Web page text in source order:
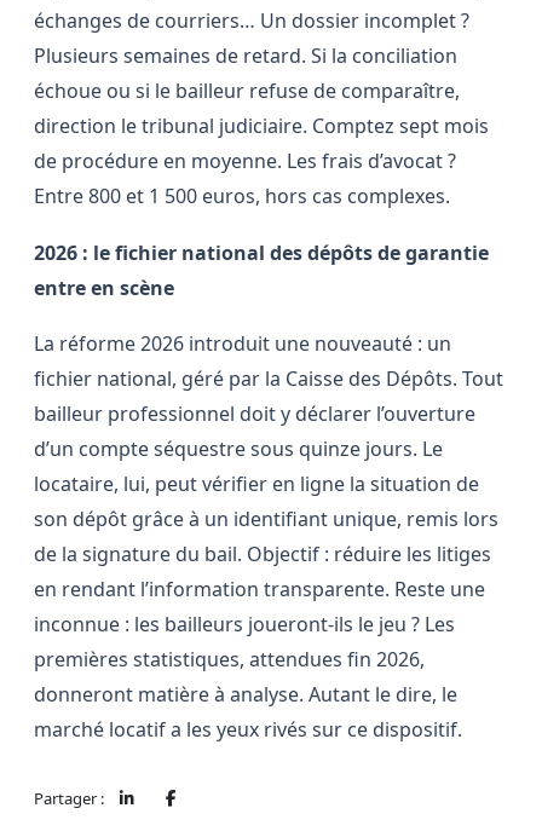
échanges de courriers… Un dossier incomplet ?
Plusieurs semaines de retard. Si la conciliation
échoue ou si le bailleur refuse de comparaître,
direction le tribunal judiciaire. Comptez sept mois
de procédure en moyenne. Les frais d’avocat ?
Entre 800 et 1 500 euros, hors cas complexes.
2026 : le fichier national des dépôts de garantie
entre en scène
La réforme 2026 introduit une nouveauté : un
fichier national, géré par la Caisse des Dépôts. Tout
bailleur professionnel doit y déclarer l’ouverture
d’un compte séquestre sous quinze jours. Le
locataire, lui, peut vérifier en ligne la situation de
son dépôt grâce à un identifiant unique, remis lors
de la signature du bail. Objectif : réduire les litiges
en rendant l’information transparente. Reste une
inconnue : les bailleurs joueront-ils le jeu ? Les
premières statistiques, attendues fin 2026,
donneront matière à analyse. Autant le dire, le
marché locatif a les yeux rivés sur ce dispositif.
Partager :